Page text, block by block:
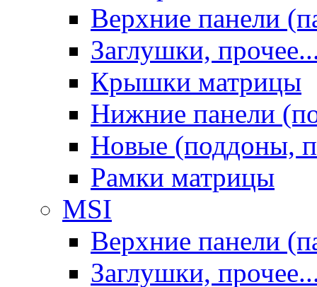
Верхние панели
Заглушки,
Крышки матрицы
Нижние панели
Новые (поддоны,
Рамки матрицы
MSI
Верхние панели
Заглушки,